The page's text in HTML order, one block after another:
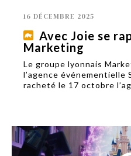
16 DÉCEMBRE 2025
Avec Joie se
Marketing
Le groupe lyonnais
l’agence événementielle
racheté le 17 octobre
Joie, spécialisée dans